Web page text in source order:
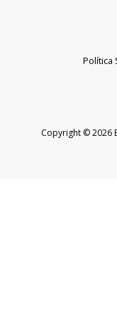
Copyright © 2026
Política